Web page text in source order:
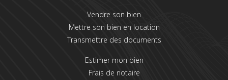
Vendre son bien
Mettre son bien en location
Transmettre des documents
Estimer mon bien
Frais de notaire